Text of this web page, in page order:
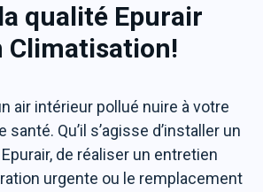
qualité Epurair
Climatisation!
air intérieur pollué nuire à votre
Qu’il s’agisse d’installer un
de réaliser un entretien
urgente ou le remplacement